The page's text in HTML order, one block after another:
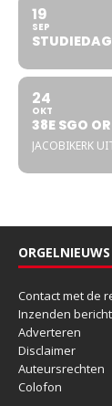
19
SEP
24
OKT
38E SGO
JACOBIKERK
ORGELNIEUWS
Contact met de
Inzenden
Adverteren
Disclaimer
Auteursrechten
Colofon